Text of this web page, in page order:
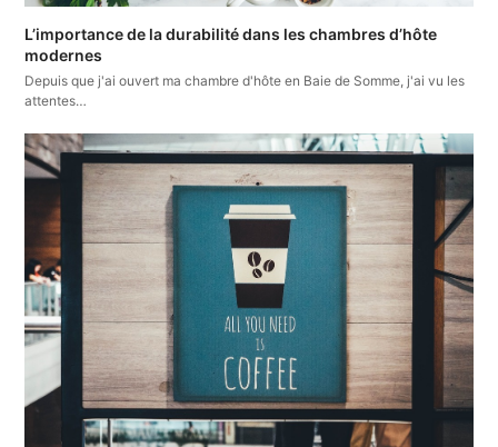
L’importance de la durabilité dans les chambres d’hôte
modernes
Depuis que j'ai ouvert ma chambre d'hôte en Baie de Somme, j'ai vu les
attentes…